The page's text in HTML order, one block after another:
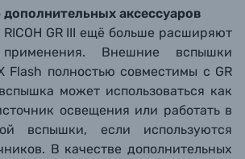
аксессуаров
GR III ещё больше расширяют
Внешние вспышки
Flash полностью совместимы с GR
может использоваться как
освещения или работать в
вспышки, если используются
В качестве дополнительных